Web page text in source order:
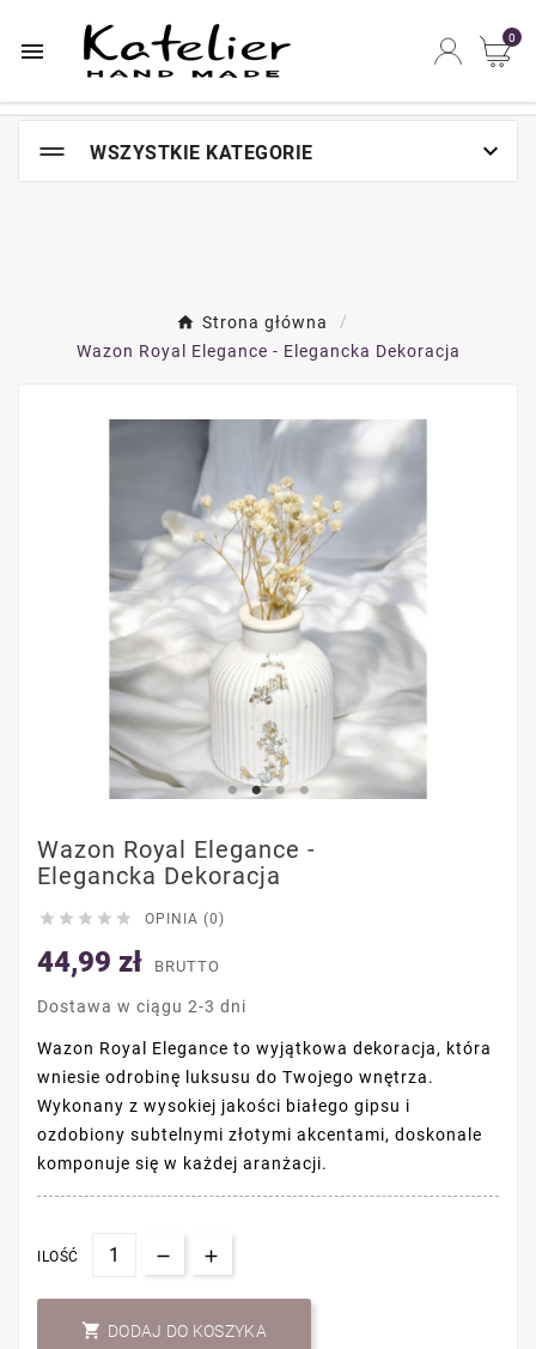
Najszybsze na świecie miejsce zakupów online
 0
WSZYSTKIE KATEGORIE 
Strona główna
Wazon Royal Elegance - Elegancka Dekoracja
Wazon Royal Elegance -
Elegancka Dekoracja
     OPINIA (0)
44,99 zł BRUTTO
Dostawa w ciągu 2-3 dni
Wazon Royal Elegance to wyjątkowa dekoracja, która
wniesie odrobinę luksusu do Twojego wnętrza.
Wykonany z wysokiej jakości białego gipsu i
ozdobiony subtelnymi złotymi akcentami, doskonale
komponuje się w każdej aranżacji.
ILOŚĆ
 DODAJ DO KOSZYKA